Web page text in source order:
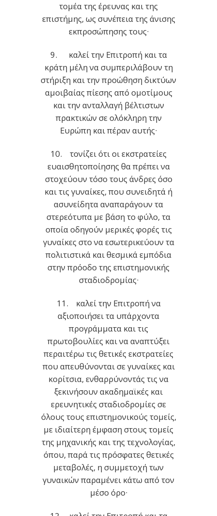
τομέα της έρευνας και της
επιστήμης, ως συνέπεια της άνισης
εκπροσώπησης τους·
9. καλεί την Επιτροπή και τα
κράτη μέλη να συμπεριλάβουν τη
στήριξη και την προώθηση δικτύων
αμοιβαίας πίεσης από ομοτίμους
και την ανταλλαγή βέλτιστων
πρακτικών σε ολόκληρη την
Ευρώπη και πέραν αυτής·
10. τονίζει ότι οι εκστρατείες
ευαισθητοποίησης θα πρέπει να
στοχεύουν τόσο τους άνδρες όσο
και τις γυναίκες, που συνειδητά ή
ασυνείδητα αναπαράγουν τα
στερεότυπα με βάση το φύλο, τα
οποία οδηγούν μερικές φορές τις
γυναίκες στο να εσωτερικεύουν τα
πολιτιστικά και θεσμικά εμπόδια
στην πρόοδο της επιστημονικής
σταδιοδρομίας·
11. καλεί την Επιτροπή να
αξιοποιήσει τα υπάρχοντα
προγράμματα και τις
πρωτοβουλίες και να αναπτύξει
περαιτέρω τις θετικές εκστρατείες
που απευθύνονται σε γυναίκες και
κορίτσια, ενθαρρύνοντάς τις να
ξεκινήσουν ακαδημαϊκές και
ερευνητικές σταδιοδρομίες σε
όλους τους επιστημονικούς τομείς,
με ιδιαίτερη έμφαση στους τομείς
της μηχανικής και της τεχνολογίας,
όπου, παρά τις πρόσφατες θετικές
μεταβολές, η συμμετοχή των
γυναικών παραμένει κάτω από τον
μέσο όρο·